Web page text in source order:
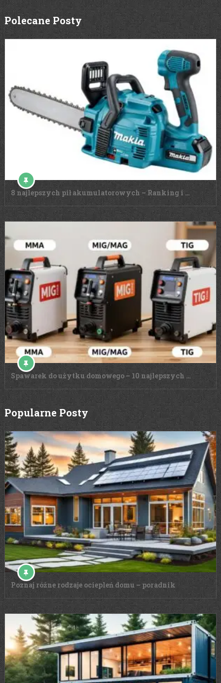
Polecane Posty
8 najlepszych pił akumulatorowych – Ranking i …
Spawarek do użytku domowego – 10 najlepszych …
Popularne Posty
Poznaj różne rodzaje ociepleń domu – poradnik